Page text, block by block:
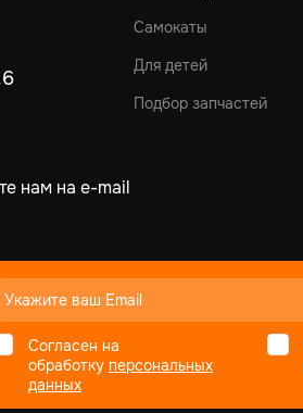
Самокаты
Для детей
Подбор запчастей
нам на e-mail
Согласен на
обработку персональных
данных